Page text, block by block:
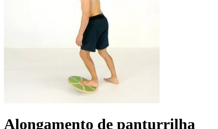
Alongamento de panturrilha